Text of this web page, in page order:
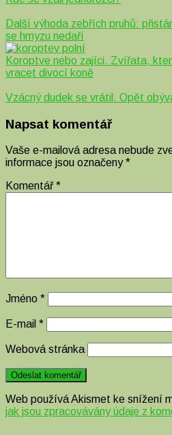
Další výhoda zebřích pruhů:
se hmyzu nedaří
Koroptve nebo zajíci. Zvířata,
vracet divocí koně
Vzácný dudek se vrátil. Opět
Napsat komentář
Vaše e-mailová adresa nebude
informace jsou označeny*
Komentář*
Jméno *
E-mail *
Webová stránka
Web používá Akismet ke snížení
jak jsou zpracovávány údaje z